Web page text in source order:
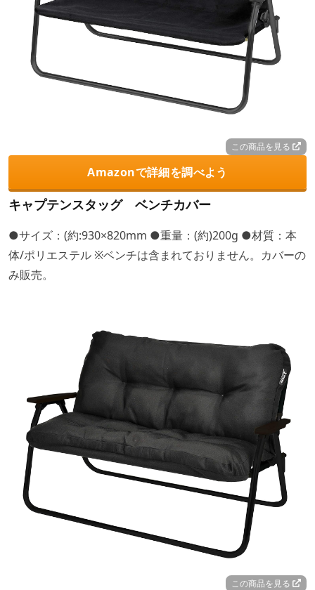
この商品を見る
Amazonで詳細を調べよう
キャプテンスタッグ ベンチカバー
●サイズ：(約:930×820mm ●重量：(約)200g ●材質：本
体/ポリエステル ※ベンチは含まれておりません。カバーの
み販売。
この商品を見る